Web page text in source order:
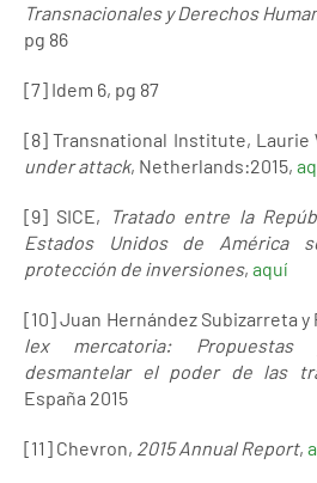
Transnacionales y Derechos
pg 86
[7] Idem 6, pg 87
[8] Transnational Institute, Laurie
under attack, Netherlands:2015,
[9] SICE,
Tratado entre la
Estados Unidos de América
protección de inversiones, aquí
[10] Juan Hernández Subizarreta y
lex mercatoria:
desmantelar el poder de las
España 2015
[11] Chevron, 2015 Annual Report,